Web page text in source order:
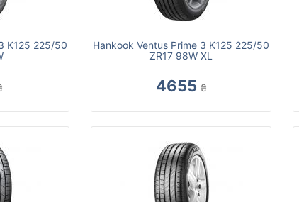
K125 225/50
Hankook Ventus Prime 3 K125 225/50
ZR17 98W XL
4655 ₴